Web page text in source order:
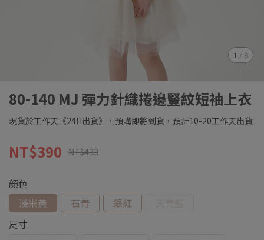
1 / 8
80-140 MJ 彈力針織捲邊豎紋短袖上衣
現貨於工作天《24H出貨》，預購即將到貨，預計10-20工作天出貨
NT$390 NT$433
顏色
淺米黃
石青 銀紅
尺寸